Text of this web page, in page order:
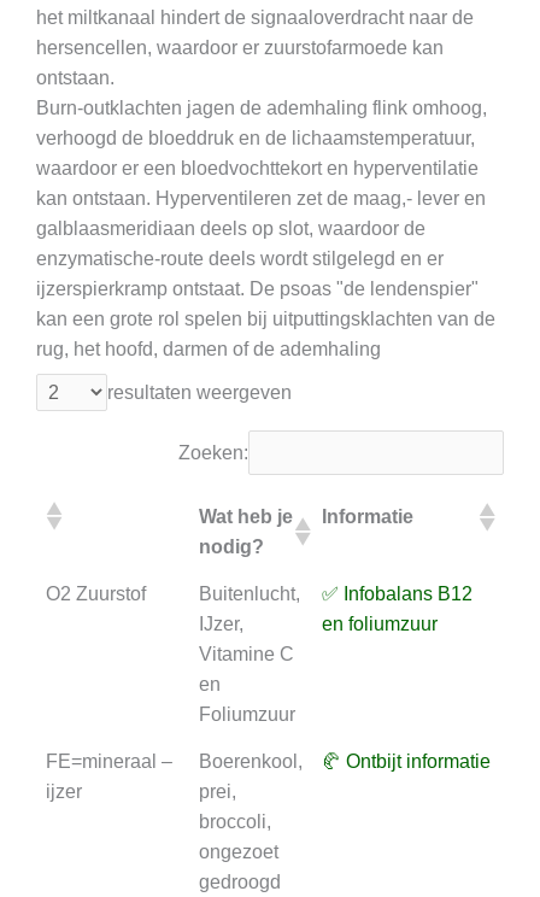
het miltkanaal hindert de signaaloverdracht naar de
hersencellen, waardoor er zuurstofarmoede kan
ontstaan.
Burn-outklachten jagen de ademhaling flink omhoog,
verhoogd de bloeddruk en de lichaamstemperatuur,
waardoor er een bloedvochttekort en hyperventilatie
kan ontstaan. Hyperventileren zet de maag,- lever en
galblaasmeridiaan deels op slot, waardoor de
enzymatische-route deels wordt stilgelegd en er
ijzerspierkramp ontstaat. De psoas "de lendenspier"
kan een grote rol spelen bij uitputtingsklachten van de
rug, het hoofd, darmen of de ademhaling
resultaten weergeven
Zoeken:
Wat heb je
nodig?
Informatie
Wat heb je
nodig?
Informatie
O2 Zuurstof
Buitenlucht,
IJzer,
Vitamine C
en
Foliumzuur
✅ Infobalans B12
en foliumzuur
FE=mineraal –
ijzer
Boerenkool,
prei,
broccoli,
ongezoet
gedroogd
🥐 Ontbijt informatie